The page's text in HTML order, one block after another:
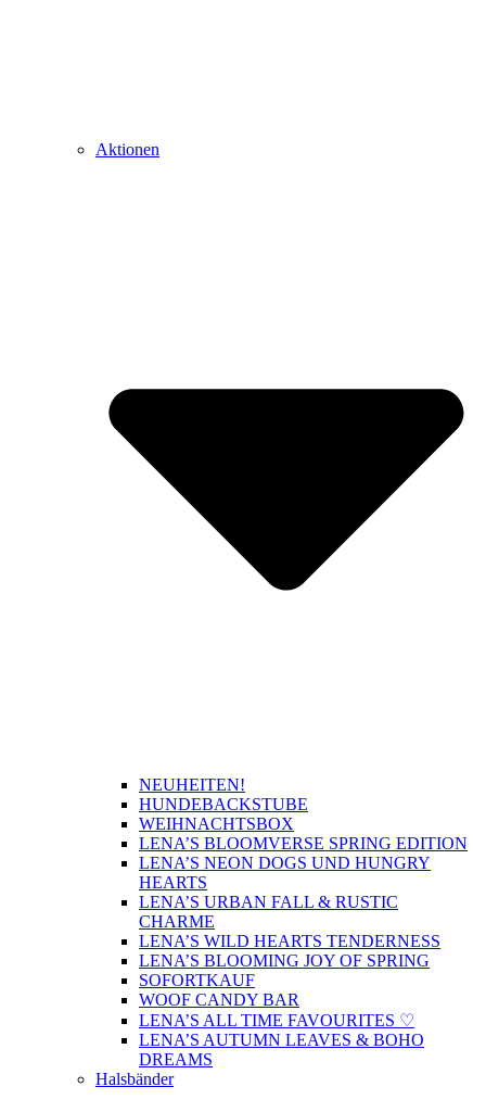
Aktionen
NEUHEITEN!
HUNDEBACKSTUBE
WEIHNACHTSBOX
LENA’S BLOOMVERSE SPRING EDITION
LENA’S NEON DOGS UND HUNGRY
HEARTS
LENA’S URBAN FALL & RUSTIC
CHARME
LENA’S WILD HEARTS TENDERNESS
LENA’S BLOOMING JOY OF SPRING
SOFORTKAUF
WOOF CANDY BAR
LENA’S ALL TIME FAVOURITES ♡
LENA’S AUTUMN LEAVES & BOHO
DREAMS
Halsbänder